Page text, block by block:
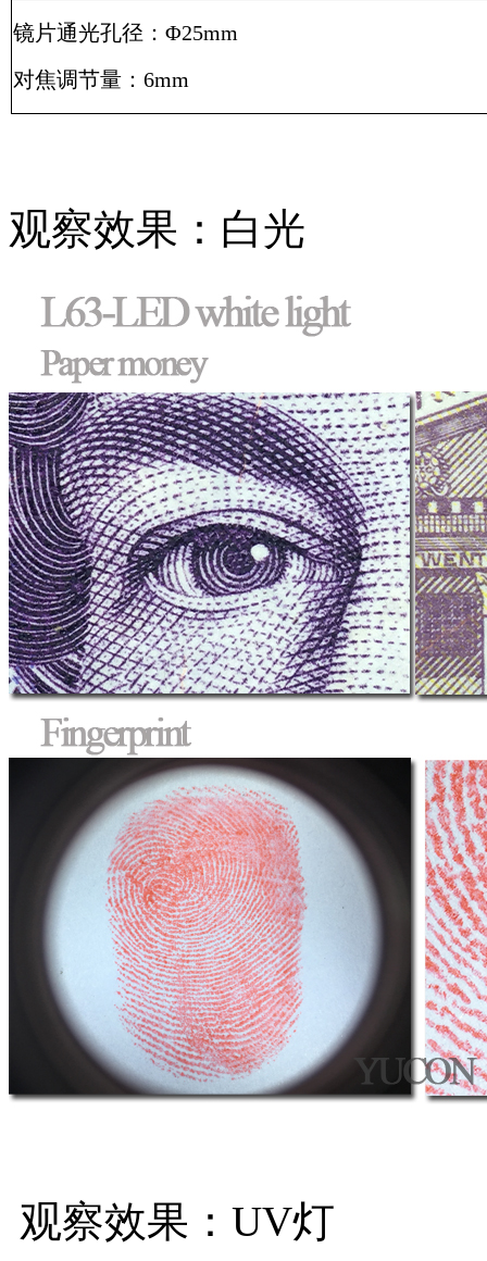
镜片通光孔径：Φ25mm
对焦调节量：6mm
观察效果：白光
观察效果：UV灯